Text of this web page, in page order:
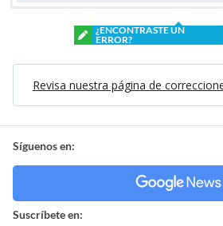
¿ENCONTRASTE UN
ERROR?
Revisa nuestra página de
Síguenos en:
Suscríbete en: